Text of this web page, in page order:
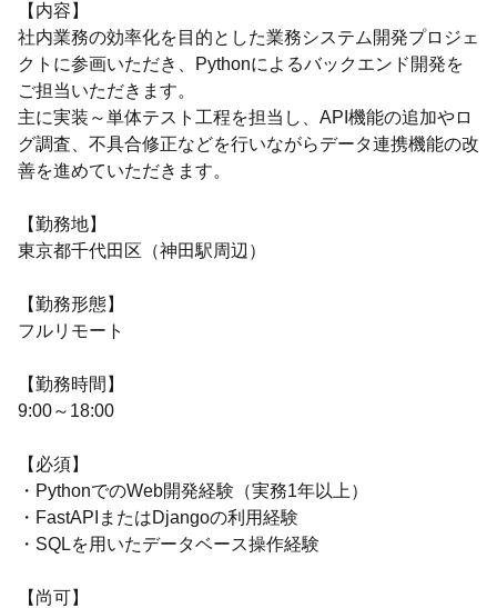
【内容】
社内業務の効率化を目的とした業務システム開発プロジェ
クトに参画いただき、Pythonによるバックエンド開発を
ご担当いただきます。
主に実装～単体テスト工程を担当し、API機能の追加やロ
グ調査、不具合修正などを行いながらデータ連携機能の改
善を進めていただきます。
【勤務地】
東京都千代田区（神田駅周辺）
【勤務形態】
フルリモート
【勤務時間】
9:00～18:00
【必須】
・PythonでのWeb開発経験（実務1年以上）
・FastAPIまたはDjangoの利用経験
・SQLを用いたデータベース操作経験
【尚可】